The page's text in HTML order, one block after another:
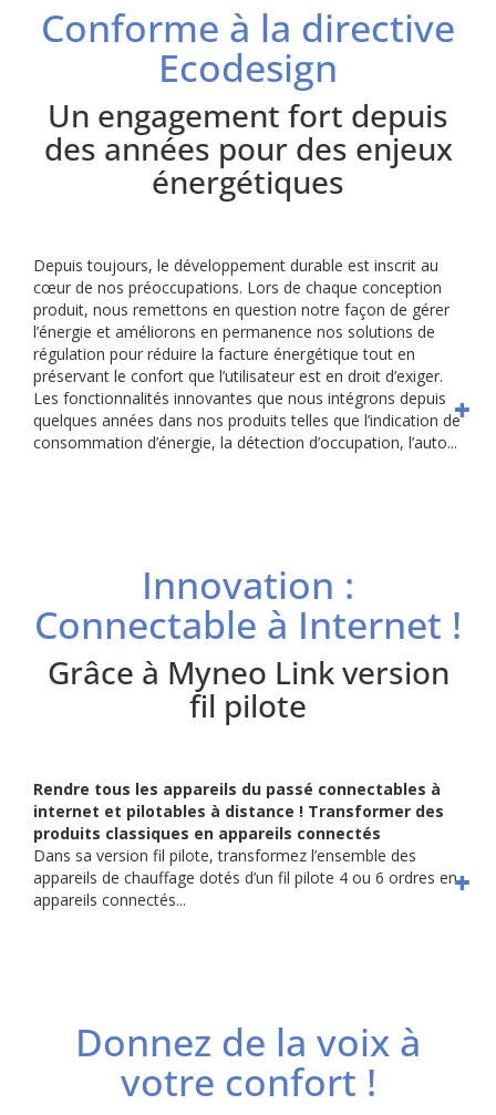
Conforme à la directive
Ecodesign
Un engagement fort depuis
des années pour des enjeux
énergétiques
Depuis toujours, le développement durable est inscrit au
cœur de nos préoccupations. Lors de chaque conception
produit, nous remettons en question notre façon de gérer
l’énergie et améliorons en permanence nos solutions de
régulation pour réduire la facture énergétique tout en
préservant le confort que l’utilisateur est en droit d’exiger.
Les fonctionnalités innovantes que nous intégrons depuis
quelques années dans nos produits telles que l’indication de
consommation d’énergie, la détection d’occupation, l’auto...
Innovation :
Connectable à Internet !
Grâce à Myneo Link version
fil pilote
Rendre tous les appareils du passé connectables à
internet et pilotables à distance ! Transformer des
produits classiques en appareils connectés
Dans sa version fil pilote, transformez l’ensemble des
appareils de chauffage dotés d’un fil pilote 4 ou 6 ordres en
appareils connectés...
Donnez de la voix à
votre confort !